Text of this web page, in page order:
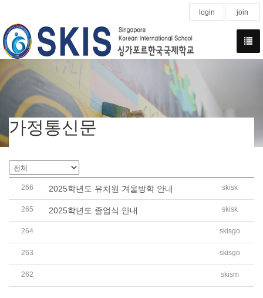
login join
가정통신문
266 2025학년도 유치원 겨울방학 안내 skisk
265 2025학년도 졸업식 안내 skisk
264 2025학년도 2학기 겨울방학 유,초,중,고 CCA 급식비 납부
skisgo
263 2025학년도 저소득층 학생 학비 국고 지원금 신청 안내
skisgo
262 2026학년도 G10, G11, G12 선택과목 최종 신청 안내 가
skism